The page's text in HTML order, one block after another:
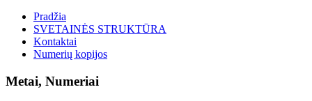
Pradžia
SVETAINĖS STRUKTŪRA
Kontaktai
Numerių kopijos
Metai, Numeriai